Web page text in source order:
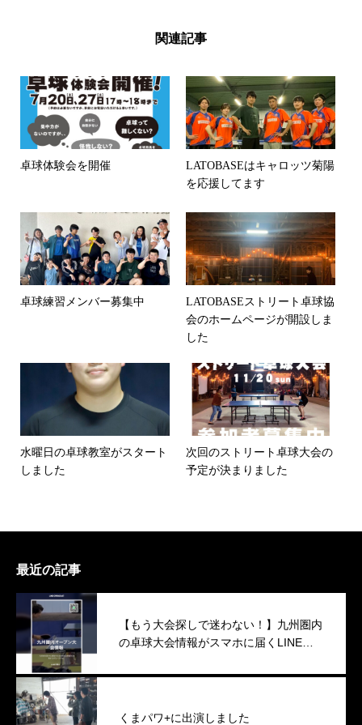
関連記事
卓球体験会を開催
LATOBASEはキャロッツ菊陽
を応援してます
卓球練習メンバー募集中
LATOBASEストリート卓球協
会のホームページが開設しま
した
水曜日の卓球教室がスタート
しました
次回のストリート卓球大会の
予定が決まりました
最近の記事
【もう大会探しで迷わない！】九州圏内
の卓球大会情報がスマホに届くLINEオ
くまパワ+に出演しました